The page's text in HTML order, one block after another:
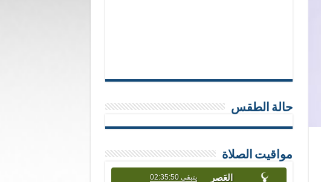
حالة الطقس
مواقيت الصلاة